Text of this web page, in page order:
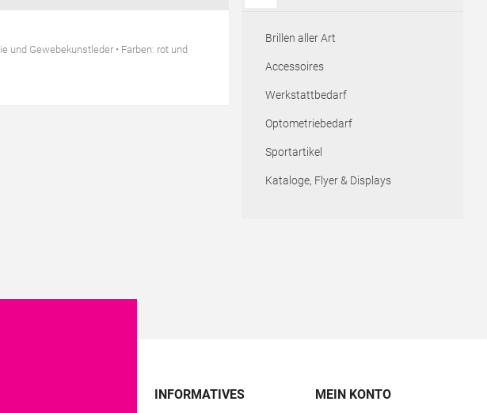
und Gewebekunstleder • Farben: rot und
Brillen aller Art
Accessoires
Werkstattbedarf
Optometriebedarf
Sportartikel
Kataloge, Flyer & Displays
INFORMATIVES MEIN KONTO